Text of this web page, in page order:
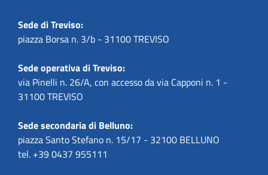
Sede di Treviso:
piazza Borsa n. 3/b - 31100 TREVISO
Sede operativa di Treviso:
via Pinelli n. 26/A, con accesso da via Capponi n. 1 -
31100 TREVISO
Sede secondaria di Belluno:
piazza Santo Stefano n. 15/17 - 32100 BELLUNO
tel. +39 0437 955111